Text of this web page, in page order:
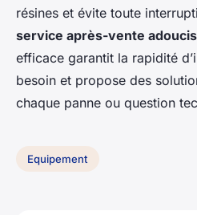
résines et évite toute
service après-vente
efficace garantit la rapidité
besoin et propose des
chaque panne ou question
Equipement